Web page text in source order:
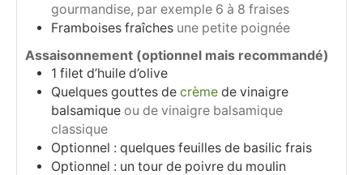
gourmandise, par exemple 6 à 8 fraises
Framboises fraîches une petite poignée
Assaisonnement (optionnel mais recommandé)
1 filet d’huile d’olive
Quelques gouttes de crème de vinaigre
balsamique ou de vinaigre balsamique
classique
Optionnel : quelques feuilles de basilic frais
Optionnel : un tour de poivre du moulin